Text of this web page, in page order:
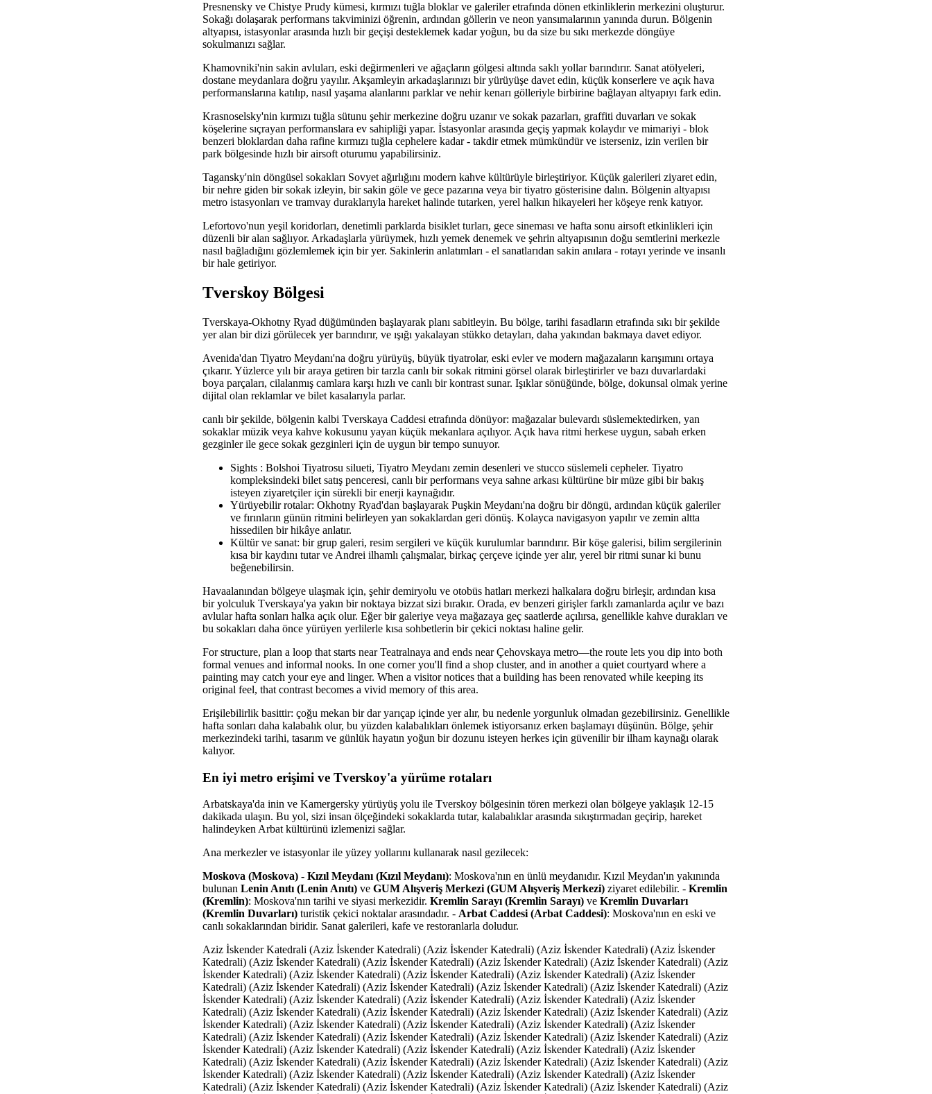
Presnensky ve Chistye Prudy kümesi, kırmızı tuğla bloklar ve galeriler etrafında dönen etkinliklerin merkezini oluşturur.
Sokağı dolaşarak performans takviminizi öğrenin, ardından göllerin ve neon yansımalarının yanında durun. Bölgenin
altyapısı, istasyonlar arasında hızlı bir geçişi desteklemek kadar yoğun, bu da size bu sıkı merkezde döngüye
sokulmanızı sağlar.
Khamovniki'nin sakin avluları, eski değirmenleri ve ağaçların gölgesi altında saklı yollar barındırır. Sanat atölyeleri,
dostane meydanlara doğru yayılır. Akşamleyin arkadaşlarınızı bir yürüyüşe davet edin, küçük konserlere ve açık hava
performanslarına katılıp, nasıl yaşama alanlarını parklar ve nehir kenarı gölleriyle birbirine bağlayan altyapıyı fark edin.
Krasnoselsky'nin kırmızı tuğla sütunu şehir merkezine doğru uzanır ve sokak pazarları, graffiti duvarları ve sokak
köşelerine sıçrayan performanslara ev sahipliği yapar. İstasyonlar arasında geçiş yapmak kolaydır ve mimariyi - blok
benzeri bloklardan daha rafine kırmızı tuğla cephelere kadar - takdir etmek mümkündür ve isterseniz, izin verilen bir
park bölgesinde hızlı bir airsoft oturumu yapabilirsiniz.
Tagansky'nin döngüsel sokakları Sovyet ağırlığını modern kahve kültürüyle birleştiriyor. Küçük galerileri ziyaret edin,
bir nehre giden bir sokak izleyin, bir sakin göle ve gece pazarına veya bir tiyatro gösterisine dalın. Bölgenin altyapısı
metro istasyonları ve tramvay duraklarıyla hareket halinde tutarken, yerel halkın hikayeleri her köşeye renk katıyor.
Lefortovo'nun yeşil koridorları, denetimli parklarda bisiklet turları, gece sineması ve hafta sonu airsoft etkinlikleri için
düzenli bir alan sağlıyor. Arkadaşlarla yürüymek, hızlı yemek denemek ve şehrin altyapısının doğu semtlerini merkezle
nasıl bağladığını gözlemlemek için bir yer. Sakinlerin anlatımları - el sanatlarıdan sakin anılara - rotayı yerinde ve insanlı
bir hale getiriyor.
Tverskoy Bölgesi
Tverskaya-Okhotny Ryad düğümünden başlayarak planı sabitleyin. Bu bölge, tarihi fasadların etrafında sıkı bir şekilde
yer alan bir dizi görülecek yer barındırır, ve ışığı yakalayan stükko detayları, daha yakından bakmaya davet ediyor.
Avenida'dan Tiyatro Meydanı'na doğru yürüyüş, büyük tiyatrolar, eski evler ve modern mağazaların karışımını ortaya
çıkarır. Yüzlerce yılı bir araya getiren bir tarzla canlı bir sokak ritmini görsel olarak birleştirirler ve bazı duvarlardaki
boya parçaları, cilalanmış camlara karşı hızlı ve canlı bir kontrast sunar. Işıklar sönüğünde, bölge, dokunsal olmak yerine
dijital olan reklamlar ve bilet kasalarıyla parlar.
canlı bir şekilde, bölgenin kalbi Tverskaya Caddesi etrafında dönüyor: mağazalar bulevardı süslemektedirken, yan
sokaklar müzik veya kahve kokusunu yayan küçük mekanlara açılıyor. Açık hava ritmi herkese uygun, sabah erken
gezginler ile gece sokak gezginleri için de uygun bir tempo sunuyor.
Sights : Bolshoi Tiyatrosu silueti, Tiyatro Meydanı zemin desenleri ve stucco süslemeli cepheler. Tiyatro
kompleksindeki bilet satış penceresi, canlı bir performans veya sahne arkası kültürüne bir müze gibi bir bakış
isteyen ziyaretçiler için sürekli bir enerji kaynağıdır.
Yürüyebilir rotalar: Okhotny Ryad'dan başlayarak Puşkin Meydanı'na doğru bir döngü, ardından küçük galeriler
ve fırınların günün ritmini belirleyen yan sokaklardan geri dönüş. Kolayca navigasyon yapılır ve zemin altta
hissedilen bir hikâye anlatır.
Kültür ve sanat: bir grup galeri, resim sergileri ve küçük kurulumlar barındırır. Bir köşe galerisi, bilim sergilerinin
kısa bir kaydını tutar ve Andrei ilhamlı çalışmalar, birkaç çerçeve içinde yer alır, yerel bir ritmi sunar ki bunu
beğenebilirsin.
Havaalanından bölgeye ulaşmak için, şehir demiryolu ve otobüs hatları merkezi halkalara doğru birleşir, ardından kısa
bir yolculuk Tverskaya'ya yakın bir noktaya bizzat sizi bırakır. Orada, ev benzeri girişler farklı zamanlarda açılır ve bazı
avlular hafta sonları halka açık olur. Eğer bir galeriye veya mağazaya geç saatlerde açılırsa, genellikle kahve durakları ve
bu sokakları daha önce yürüyen yerlilerle kısa sohbetlerin bir çekici noktası haline gelir.
For structure, plan a loop that starts near Teatralnaya and ends near Çehovskaya metro—the route lets you dip into both
formal venues and informal nooks. In one corner you'll find a shop cluster, and in another a quiet courtyard where a
painting may catch your eye and linger. When a visitor notices that a building has been renovated while keeping its
original feel, that contrast becomes a vivid memory of this area.
Erişilebilirlik basittir: çoğu mekan bir dar yarıçap içinde yer alır, bu nedenle yorgunluk olmadan gezebilirsiniz. Genellikle
hafta sonları daha kalabalık olur, bu yüzden kalabalıkları önlemek istiyorsanız erken başlamayı düşünün. Bölge, şehir
merkezindeki tarihi, tasarım ve günlük hayatın yoğun bir dozunu isteyen herkes için güvenilir bir ilham kaynağı olarak
kalıyor.
En iyi metro erişimi ve Tverskoy'a yürüme rotaları
Arbatskaya'da inin ve Kamergersky yürüyüş yolu ile Tverskoy bölgesinin tören merkezi olan bölgeye yaklaşık 12-15
dakikada ulaşın. Bu yol, sizi insan ölçeğindeki sokaklarda tutar, kalabalıklar arasında sıkıştırmadan geçirip, hareket
halindeyken Arbat kültürünü izlemenizi sağlar.
Ana merkezler ve istasyonlar ile yüzey yollarını kullanarak nasıl gezilecek:
Moskova (Moskova) - Kızıl Meydanı (Kızıl Meydanı): Moskova'nın en ünlü meydanıdır. Kızıl Meydan'ın yakınında
bulunan Lenin Anıtı (Lenin Anıtı) ve GUM Alışveriş Merkezi (GUM Alışveriş Merkezi) ziyaret edilebilir. - Kremlin
(Kremlin): Moskova'nın tarihi ve siyasi merkezidir. Kremlin Sarayı (Kremlin Sarayı) ve Kremlin Duvarları
(Kremlin Duvarları) turistik çekici noktalar arasındadır. - Arbat Caddesi (Arbat Caddesi): Moskova'nın en eski ve
canlı sokaklarından biridir. Sanat galerileri, kafe ve restoranlarla doludur.
Aziz İskender Katedrali (Aziz İskender Katedrali) (Aziz İskender Katedrali) (Aziz İskender Katedrali) (Aziz İskender
Katedrali) (Aziz İskender Katedrali) (Aziz İskender Katedrali) (Aziz İskender Katedrali) (Aziz İskender Katedrali) (Aziz
İskender Katedrali) (Aziz İskender Katedrali) (Aziz İskender Katedrali) (Aziz İskender Katedrali) (Aziz İskender
Katedrali) (Aziz İskender Katedrali) (Aziz İskender Katedrali) (Aziz İskender Katedrali) (Aziz İskender Katedrali) (Aziz
İskender Katedrali) (Aziz İskender Katedrali) (Aziz İskender Katedrali) (Aziz İskender Katedrali) (Aziz İskender
Katedrali) (Aziz İskender Katedrali) (Aziz İskender Katedrali) (Aziz İskender Katedrali) (Aziz İskender Katedrali) (Aziz
İskender Katedrali) (Aziz İskender Katedrali) (Aziz İskender Katedrali) (Aziz İskender Katedrali) (Aziz İskender
Katedrali) (Aziz İskender Katedrali) (Aziz İskender Katedrali) (Aziz İskender Katedrali) (Aziz İskender Katedrali) (Aziz
İskender Katedrali) (Aziz İskender Katedrali) (Aziz İskender Katedrali) (Aziz İskender Katedrali) (Aziz İskender
Katedrali) (Aziz İskender Katedrali) (Aziz İskender Katedrali) (Aziz İskender Katedrali) (Aziz İskender Katedrali) (Aziz
İskender Katedrali) (Aziz İskender Katedrali) (Aziz İskender Katedrali) (Aziz İskender Katedrali) (Aziz İskender
Katedrali) (Aziz İskender Katedrali) (Aziz İskender Katedrali) (Aziz İskender Katedrali) (Aziz İskender Katedrali) (Aziz